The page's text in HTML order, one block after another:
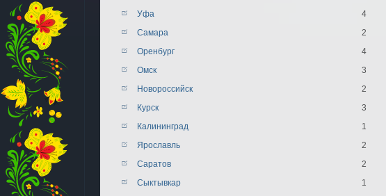
Уфа 4
Самара 2
Оренбург 4
Омск 3
Новороссийск 2
Курск 3
Калининград 1
Ярославль 2
Саратов 2
Сыктывкар 1